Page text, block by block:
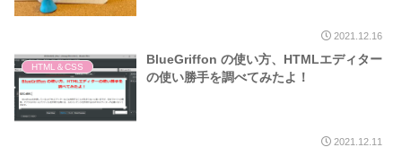
2021.12.16
HTML＆CSS
BlueGriffon の使い方、HTMLエディター
の使い勝手を調べてみたよ！
2021.12.11